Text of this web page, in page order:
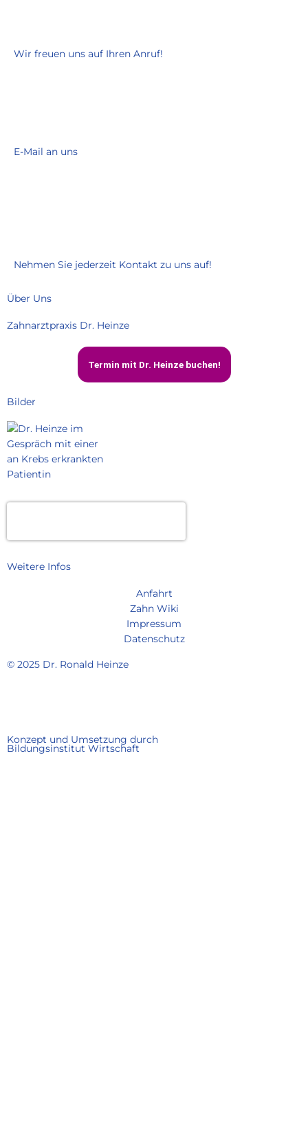
Wir freuen uns auf Ihren Anruf!
E-Mail an uns
Nehmen Sie jederzeit Kontakt zu uns auf!
Über Uns
Zahnarztpraxis Dr. Heinze
Termin mit Dr. Heinze buchen!
Bilder
Weitere Infos
Anfahrt
Zahn Wiki
Impressum
Datenschutz
© 2025 Dr. Ronald Heinze
n
s
Konzept und Umsetzung durch
Bildungsinstitut Wirtschaft